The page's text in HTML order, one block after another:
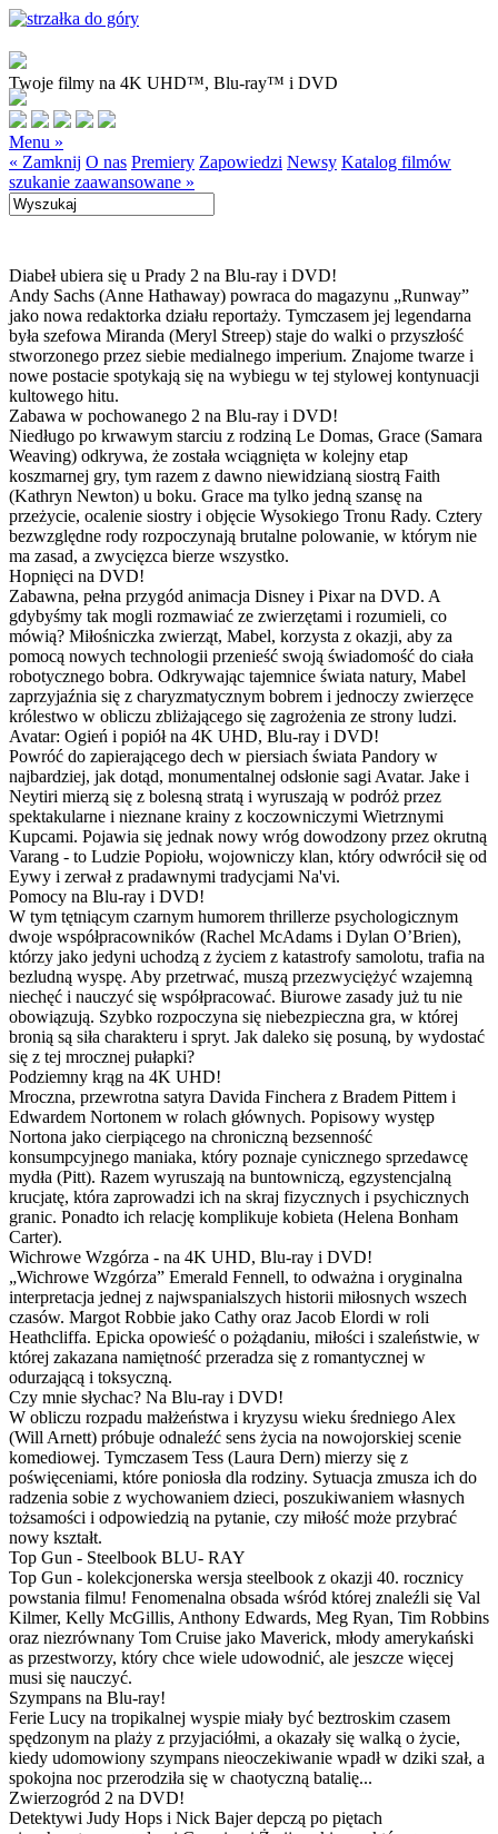
Twoje filmy na 4K UHD™, Blu-ray™ i DVD
Menu »
« Zamknij O nas Premiery Zapowiedzi Newsy Katalog filmów
szukanie zaawansowane »
Diabeł ubiera się u Prady 2 na Blu-ray i DVD!
Andy Sachs (Anne Hathaway) powraca do magazynu „Runway”
jako nowa redaktorka działu reportaży. Tymczasem jej legendarna
była szefowa Miranda (Meryl Streep) staje do walki o przyszłość
stworzonego przez siebie medialnego imperium. Znajome twarze i
nowe postacie spotykają się na wybiegu w tej stylowej kontynuacji
kultowego hitu.
Zabawa w pochowanego 2 na Blu-ray i DVD!
Niedługo po krwawym starciu z rodziną Le Domas, Grace (Samara
Weaving) odkrywa, że została wciągnięta w kolejny etap
koszmarnej gry, tym razem z dawno niewidzianą siostrą Faith
(Kathryn Newton) u boku. Grace ma tylko jedną szansę na
przeżycie, ocalenie siostry i objęcie Wysokiego Tronu Rady. Cztery
bezwzględne rody rozpoczynają brutalne polowanie, w którym nie
ma zasad, a zwycięzca bierze wszystko.
Hopnięci na DVD!
Zabawna, pełna przygód animacja Disney i Pixar na DVD. A
gdybyśmy tak mogli rozmawiać ze zwierzętami i rozumieli, co
mówią? Miłośniczka zwierząt, Mabel, korzysta z okazji, aby za
pomocą nowych technologii przenieść swoją świadomość do ciała
robotycznego bobra. Odkrywając tajemnice świata natury, Mabel
zaprzyjaźnia się z charyzmatycznym bobrem i jednoczy zwierzęce
królestwo w obliczu zbliżającego się zagrożenia ze strony ludzi.
Avatar: Ogień i popiół na 4K UHD, Blu-ray i DVD!
Powróć do zapierającego dech w piersiach świata Pandory w
najbardziej, jak dotąd, monumentalnej odsłonie sagi Avatar. Jake i
Neytiri mierzą się z bolesną stratą i wyruszają w podróż przez
spektakularne i nieznane krainy z koczowniczymi Wietrznymi
Kupcami. Pojawia się jednak nowy wróg dowodzony przez okrutną
Varang - to Ludzie Popiołu, wojowniczy klan, który odwrócił się od
Eywy i zerwał z pradawnymi tradycjami Na'vi.
Pomocy na Blu-ray i DVD!
W tym tętniącym czarnym humorem thrillerze psychologicznym
dwoje współpracowników (Rachel McAdams i Dylan O’Brien),
którzy jako jedyni uchodzą z życiem z katastrofy samolotu, trafia na
bezludną wyspę. Aby przetrwać, muszą przezwyciężyć wzajemną
niechęć i nauczyć się współpracować. Biurowe zasady już tu nie
obowiązują. Szybko rozpoczyna się niebezpieczna gra, w której
bronią są siła charakteru i spryt. Jak daleko się posuną, by wydostać
się z tej mrocznej pułapki?
Podziemny krąg na 4K UHD!
Mroczna, przewrotna satyra Davida Finchera z Bradem Pittem i
Edwardem Nortonem w rolach głównych. Popisowy występ
Nortona jako cierpiącego na chroniczną bezsenność
konsumpcyjnego maniaka, który poznaje cynicznego sprzedawcę
mydła (Pitt). Razem wyruszają na buntowniczą, egzystencjalną
krucjatę, która zaprowadzi ich na skraj fizycznych i psychicznych
granic. Ponadto ich relację komplikuje kobieta (Helena Bonham
Carter).
Wichrowe Wzgórza - na 4K UHD, Blu-ray i DVD!
„Wichrowe Wzgórza” Emerald Fennell, to odważna i oryginalna
interpretacja jednej z najwspanialszych historii miłosnych wszech
czasów. Margot Robbie jako Cathy oraz Jacob Elordi w roli
Heathcliffa. Epicka opowieść o pożądaniu, miłości i szaleństwie, w
której zakazana namiętność przeradza się z romantycznej w
odurzającą i toksyczną.
Czy mnie słychac? Na Blu-ray i DVD!
W obliczu rozpadu małżeństwa i kryzysu wieku średniego Alex
(Will Arnett) próbuje odnaleźć sens życia na nowojorskiej scenie
komediowej. Tymczasem Tess (Laura Dern) mierzy się z
poświęceniami, które poniosła dla rodziny. Sytuacja zmusza ich do
radzenia sobie z wychowaniem dzieci, poszukiwaniem własnych
tożsamości i odpowiedzią na pytanie, czy miłość może przybrać
nowy kształt.
Top Gun - Steelbook BLU- RAY
Top Gun - kolekcjonerska wersja steelbook z okazji 40. rocznicy
powstania filmu! Fenomenalna obsada wśród której znaleźli się Val
Kilmer, Kelly McGillis, Anthony Edwards, Meg Ryan, Tim Robbins
oraz niezrównany Tom Cruise jako Maverick, młody amerykański
as przestworzy, który chce wiele udowodnić, ale jeszcze więcej
musi się nauczyć.
Szympans na Blu-ray!
Ferie Lucy na tropikalnej wyspie miały być beztroskim czasem
spędzonym na plaży z przyjaciółmi, a okazały się walką o życie,
kiedy udomowiony szympans nieoczekiwanie wpadł w dziki szał, a
spokojna noc przerodziła się w chaotyczną batalię...
Zwierzogród 2 na DVD!
Detektywi Judy Hops i Nick Bajer depczą po piętach